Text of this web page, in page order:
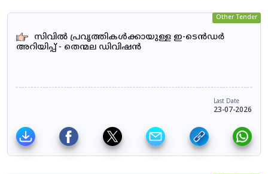
Other Tender
സിവിൽ പ്രവൃത്തികൾക്കായുള്ള ഇ-ടെൻഡർ
അറിയിപ്പ് - തെന്മല ഡിവിഷൻ
Last Date
23-07-2026